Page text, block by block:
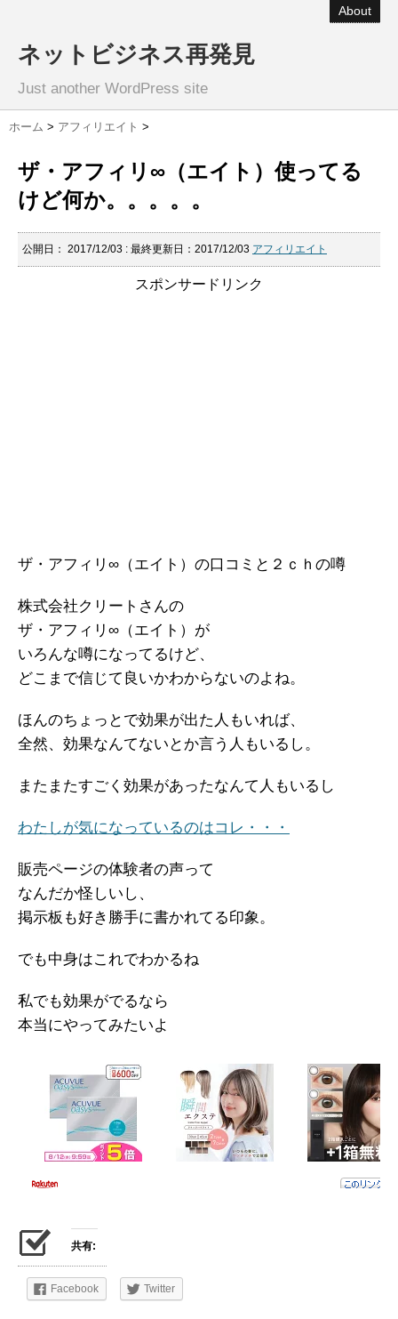
About
ネットビジネス再発見
Just another WordPress site
ホーム > アフィリエイト >
ザ・アフィリ∞（エイト）使ってる
けど何か。。。。。
公開日： 2017/12/03 : 最終更新日：2017/12/03 アフィリエイト
スポンサードリンク
ザ・アフィリ∞（エイト）の口コミと２ｃｈの噂
株式会社クリートさんの
ザ・アフィリ∞（エイト）が
いろんな噂になってるけど、
どこまで信じて良いかわからないのよね。
ほんのちょっとで効果が出た人もいれば、
全然、効果なんてないとか言う人もいるし。
またまたすごく効果があったなんて人もいるし
わたしが気になっているのはコレ・・・
販売ページの体験者の声って
なんだか怪しいし、
掲示板も好き勝手に書かれてる印象。
でも中身はこれでわかるね
私でも効果がでるなら
本当にやってみたいよ
共有:
Facebook Twitter